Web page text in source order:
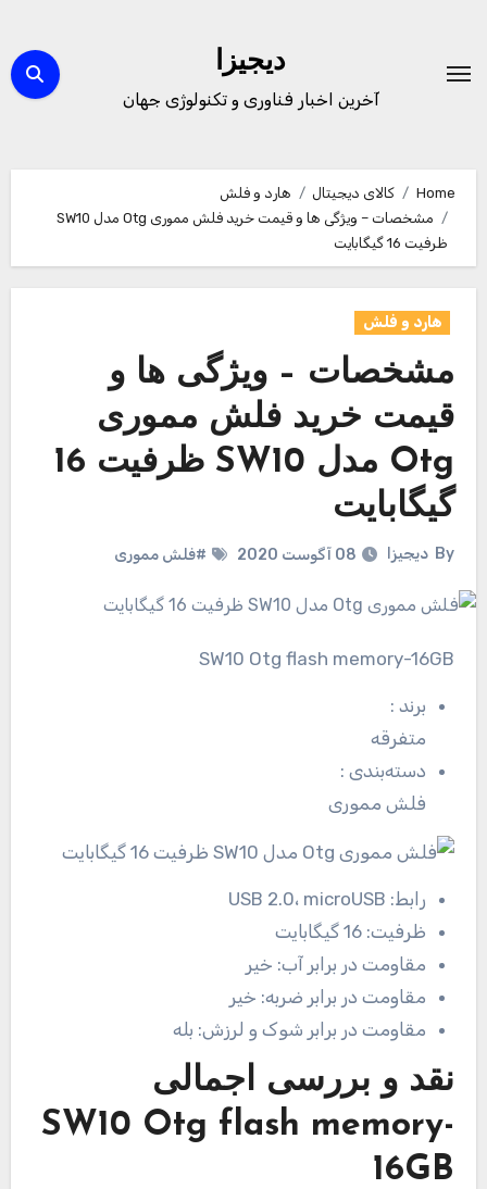
content
دیجیزا
آخرین اخبار فناوری و تکنولوژی جهان
Home کالای دیجیتال
هارد و فلش
مشخصات – ویژگی ها و قیمت خرید فلش مموری Otg مدل SW10
ظرفیت 16 گیگابایت
هارد و فلش
مشخصات – ویژگی ها و
قیمت خرید فلش مموری
Otg مدل SW10 ظرفیت 16
گیگابایت
By دیجیزا 08 آگوست 2020 #فلش مموری
SW10 Otg flash memory-16GB
برند:
متفرقه
دسته‌بندی:
فلش مموری
رابط: USB 2.0، microUSB
ظرفیت: 16 گیگابایت
مقاومت در برابر آب: خیر
مقاومت در برابر ضربه: خیر
مقاومت در برابر شوک و لرزش: بله
نقد و بررسی اجمالی
SW10 Otg flash memory-
16GB